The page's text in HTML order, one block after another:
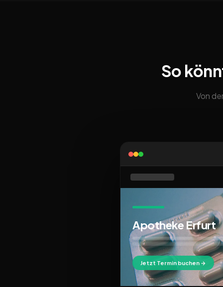
So
Von
Apotheke Erfurt
Jetzt Termin buchen →